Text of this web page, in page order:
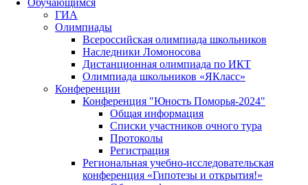
ГИА
Олимпиады
Всероссийская олимпиада школьников
Наследники Ломоносова
Дистанционная олимпиада по ИКТ
Олимпиада школьников «ЯКласс»
Конференции
Конференция "Юность Поморья-2024"
Общая информация
Списки участников очного тура
Протоколы
Регистрация
Региональная учебно-исследовательская
конференция «Гипотезы и открытия!»